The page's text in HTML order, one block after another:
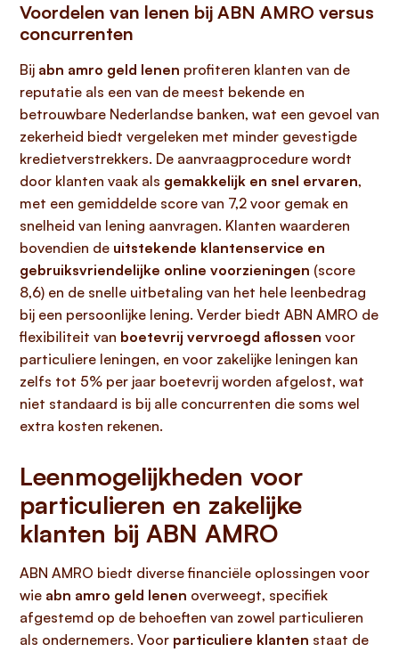
Voordelen van lenen bij ABN AMRO versus
concurrenten
Bij abn amro geld lenen profiteren klanten van de
reputatie als een van de meest bekende en
betrouwbare Nederlandse banken, wat een gevoel van
zekerheid biedt vergeleken met minder gevestigde
kredietverstrekkers. De aanvraagprocedure wordt
door klanten vaak als gemakkelijk en snel ervaren,
met een gemiddelde score van 7,2 voor gemak en
snelheid van lening aanvragen. Klanten waarderen
bovendien de uitstekende klantenservice en
gebruiksvriendelijke online voorzieningen (score
8,6) en de snelle uitbetaling van het hele leenbedrag
bij een persoonlijke lening. Verder biedt ABN AMRO de
flexibiliteit van boetevrij vervroegd aflossen voor
particuliere leningen, en voor zakelijke leningen kan
zelfs tot 5% per jaar boetevrij worden afgelost, wat
niet standaard is bij alle concurrenten die soms wel
extra kosten rekenen.
Leenmogelijkheden voor
particulieren en zakelijke
klanten bij ABN AMRO
ABN AMRO biedt diverse financiële oplossingen voor
wie abn amro geld lenen overweegt, specifiek
afgestemd op de behoeften van zowel particulieren
als ondernemers. Voor particuliere klanten staat de